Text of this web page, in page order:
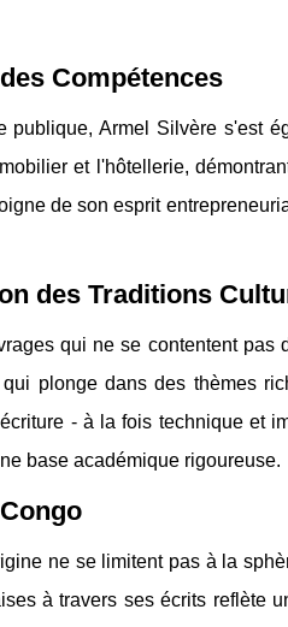
Compétences
Armel Silvère s'est
et l'hôtellerie,
de son esprit
des Traditions
qui ne se contentent
plonge dans des thèmes
- à la fois technique et
base académique rigoureuse.
ne se limitent pas à la
à travers ses écrits reflète